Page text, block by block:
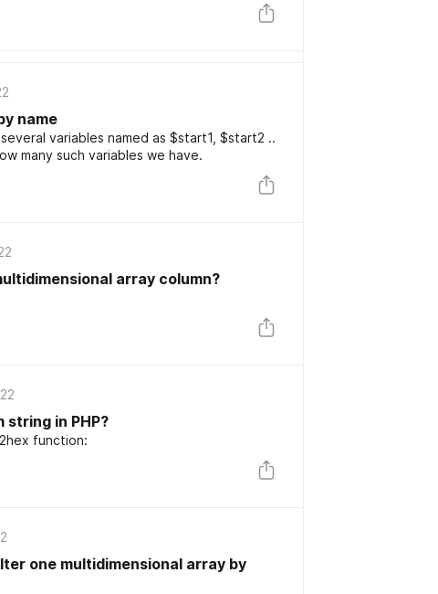
функция позволяет убить двух (трёх)
name
variables named as $start1, $start2 ..
many such variables we have.
array column?
in PHP?
function:
one multidimensional array by